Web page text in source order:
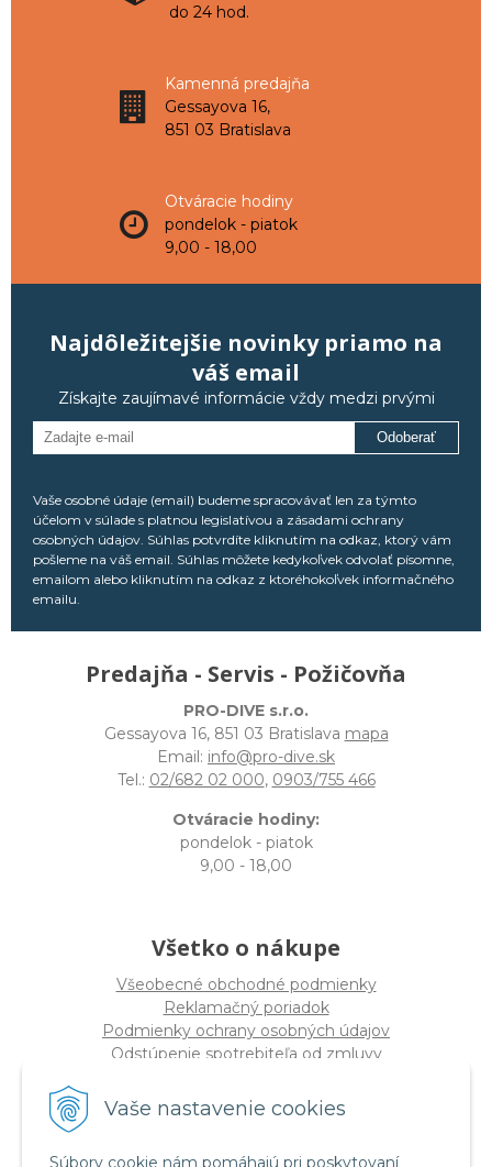
Vaše nastavenie cookies
Súbory cookie nám pomáhajú pri poskytovaní
do 24 hod.
Kamenná predajňa
Gessayova 16,
851 03 Bratislava
Otváracie hodiny
pondelok - piatok
9,00 - 18,00
Najdôležitejšie novinky priamo na
váš email
Získajte zaujímavé informácie vždy medzi prvými
Odoberať
Vaše osobné údaje (email) budeme spracovávať len za týmto
účelom v súlade s platnou legislatívou a zásadami ochrany
osobných údajov. Súhlas potvrdíte kliknutím na odkaz, ktorý vám
pošleme na váš email. Súhlas môžete kedykoľvek odvolať písomne,
emailom alebo kliknutím na odkaz z ktoréhokoľvek informačného
emailu.
Predajňa - Servis - Požičovňa
PRO-DIVE s.r.o.
Gessayova 16, 851 03 Bratislava mapa
Email: info@pro-dive.sk
Tel.: 02/682 02 000, 0903/755 466
Otváracie hodiny:
pondelok - piatok
9,00 - 18,00
Všetko o nákupe
Všeobecné obchodné podmienky
Reklamačný poriadok
Podmienky ochrany osobných údajov
Odstúpenie spotrebiteľa od zmluvy
O spoločnosti
PRO-DIVE s.r.o